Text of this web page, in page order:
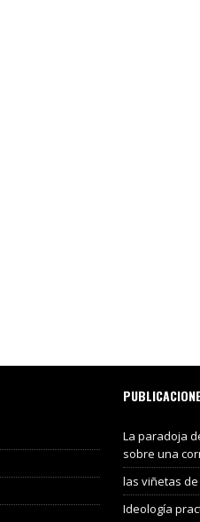
La paradoja
sobre una
las viñetas de
Ideología